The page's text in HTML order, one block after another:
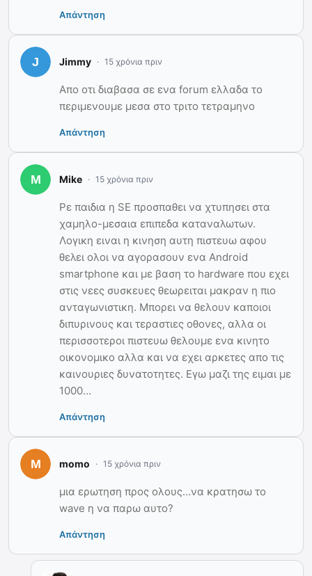
Απάντηση
Jimmy 15 χρόνια πριν
Απο οτι διαβασα σε ενα forum ελλαδα το
περιμενουμε μεσα στο τριτο τετραμηνο
Απάντηση
Mike 15 χρόνια πριν
Ρε παιδια η SE προσπαθει να χτυπησει στα
χαμηλο-μεσαια επιπεδα καταναλωτων.
Λογικη ειναι η κινηση αυτη πιστευω αφου
θελει ολοι να αγορασουν ενα Android
smartphone και με βαση το hardware που εχει
στις νεες συσκευες θεωρειται μακραν η πιο
ανταγωνιστικη. Μπορει να θελουν καποιοι
διπυρινους και τεραστιες οθονες, αλλα οι
περισσοτεροι πιστευω θελουμε ενα κινητο
οικονομικο αλλα και να εχει αρκετες απο τις
καινουριες δυνατοτητες. Εγω μαζι της ειμαι με
1000…
Απάντηση
momo 15 χρόνια πριν
μια ερωτηση προς ολους…να κρατησω το
wave η να παρω αυτο?
Απάντηση